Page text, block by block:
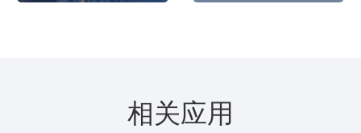
相关应用